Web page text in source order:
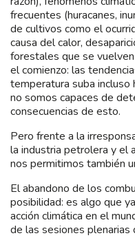
frecuentes (huracanes,
de cultivos como el
causa del calor,
forestales que se
el comienzo: las
temperatura suba incluso
no somos capaces de
consecuencias de esto.
Pero frente a la
la industria petrolera y el
nos permitimos también
El abandono de los
posibilidad: es algo que
acción climática en el
de las sesiones plenarias